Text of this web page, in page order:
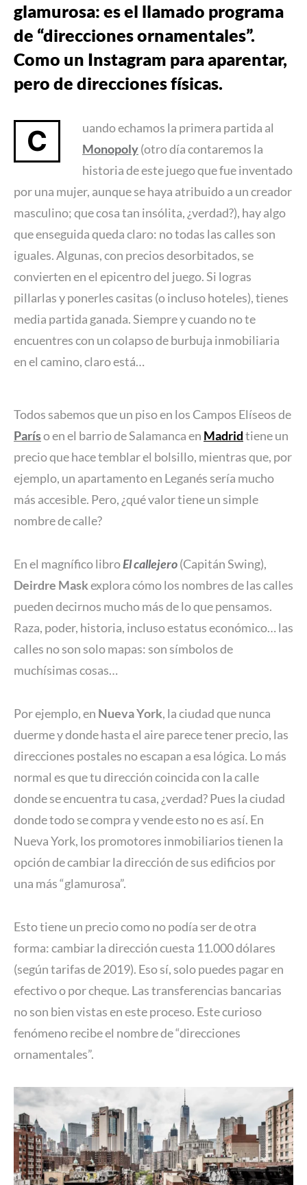
glamurosa: es el llamado programa
de “direcciones ornamentales”.
Como un Instagram para aparentar,
pero de direcciones físicas.
C
uando echamos la primera partida al
Monopoly(otro día contaremos la
historia de este juego que fue inventado
por una mujer, aunque se haya atribuido a un creador
masculino; que cosa tan insólita, ¿verdad?), hay algo
que enseguida queda claro: no todas las calles son
iguales. Algunas, con precios desorbitados, se
convierten en el epicentro del juego. Si logras
pillarlas y ponerles casitas (o incluso hoteles), tienes
media partida ganada. Siempre y cuando no te
encuentres con un colapso de burbuja inmobiliaria
en el camino, claro está…
Todos sabemos que un piso en los Campos Elíseos de
Paríso en el barrio de Salamanca en Madridtiene un
precio que hace temblar el bolsillo, mientras que, por
ejemplo, un apartamento en Leganés sería mucho
más accesible. Pero, ¿qué valor tiene un simple
nombre de calle?
En el magnífico libroEl callejero(Capitán Swing),
Deirdre Maskexplora cómo los nombres de las calles
pueden decirnos mucho más de lo que pensamos.
Raza, poder, historia, incluso estatus económico… las
calles no son solo mapas: son símbolos de
muchísimas cosas…
Por ejemplo, en Nueva York, la ciudad que nunca
duerme y donde hasta el aire parece tener precio, las
direcciones postales no escapan a esa lógica. Lo más
normal es que tu dirección coincida con la calle
donde se encuentra tu casa, ¿verdad? Pues la ciudad
donde todo se compra y vende esto no es así. En
Nueva York, los promotores inmobiliarios tienen la
opción de cambiar la dirección de sus edificios por
una más “glamurosa”.
Esto tiene un precio como no podía ser de otra
forma: cambiar la dirección cuesta 11.000 dólares
(según tarifas de 2019). Eso sí, solo puedes pagar en
efectivo o por cheque. Las transferencias bancarias
no son bien vistas en este proceso. Este curioso
fenómeno recibe el nombre de “direcciones
ornamentales”.